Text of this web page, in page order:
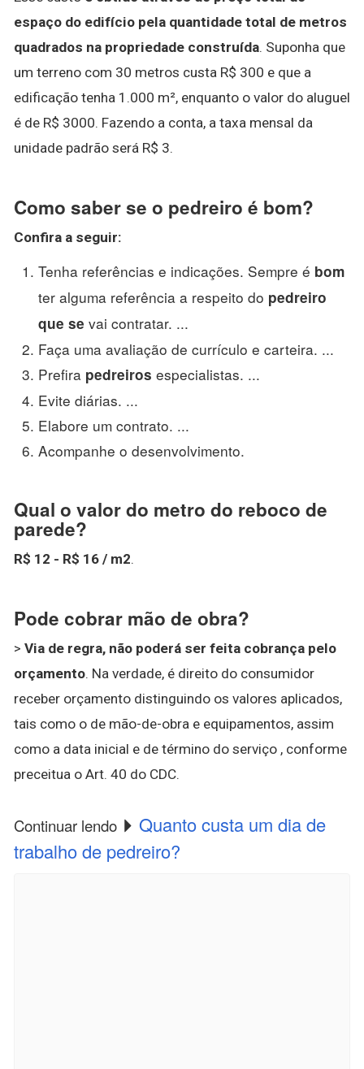
espaço do edifício pela quantidade total de metros
quadrados na propriedade construída. Suponha que
um terreno com 30 metros custa R$ 300 e que a
edificação tenha 1.000 m², enquanto o valor do aluguel
é de R$ 3000. Fazendo a conta, a taxa mensal da
unidade padrão será R$ 3.
Como saber se o pedreiro é bom?
Confira a seguir:
Tenha referências e indicações. Sempre é bom
ter alguma referência a respeito do pedreiro
que se vai contratar. ...
Faça uma avaliação de currículo e carteira. ...
Prefira pedreiros especialistas. ...
Evite diárias. ...
Elabore um contrato. ...
Acompanhe o desenvolvimento.
Qual o valor do metro do reboco de
parede?
R$ 12 - R$ 16 / m2.
Pode cobrar mão de obra?
> Via de regra, não poderá ser feita cobrança pelo
orçamento. Na verdade, é direito do consumidor
receber orçamento distinguindo os valores aplicados,
tais como o de mão-de-obra e equipamentos, assim
como a data inicial e de término do serviço , conforme
preceitua o Art. 40 do CDC.
Continuar lendo
Quanto custa um dia de
trabalho de pedreiro?